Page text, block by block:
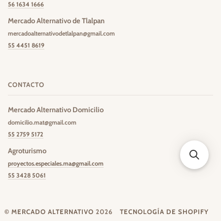
56 1634 1666
Mercado Alternativo de Tlalpan
mercadoalternativodetlalpan@gmail.com
55 4451 8619
CONTACTO
Mercado Alternativo Domicilio
domicilio.mat@gmail.com
55 2759 5172
Agroturismo
proyectos.especiales.ma@gmail.com
55 3428 5061
© MERCADO ALTERNATIVO 2026 TECNOLOGÍA DE SHOPIFY